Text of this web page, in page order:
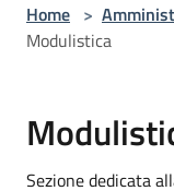
Home >
Modulistica
Sezione dedicata